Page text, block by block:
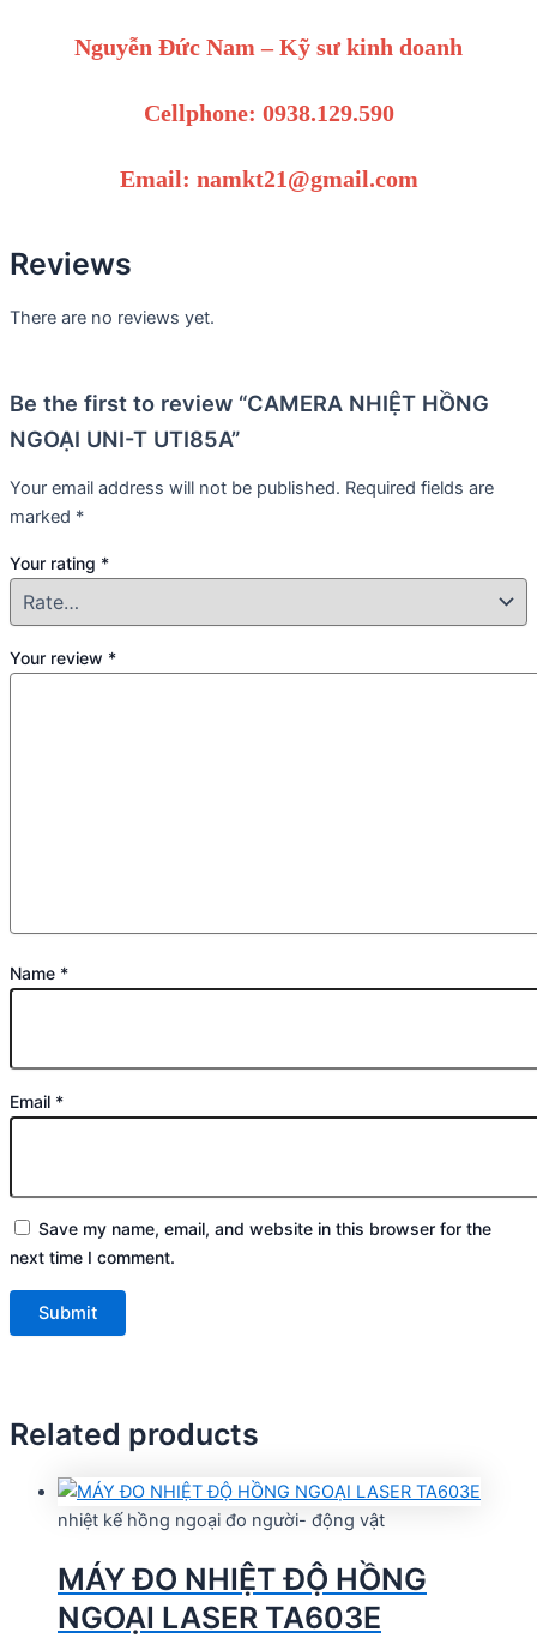
Nguyễn Đức Nam – Kỹ sư kinh doanh
Cellphone: 0938.129.590
Email: namkt21@gmail.com
Reviews
There are no reviews yet.
Be the first to review “CAMERA NHIỆT HỒNG
NGOẠI UNI-T UTI85A”
Your email address will not be published. Required fields are
marked *
Your rating *
Your review *
Name *
Email *
Save my name, email, and website in this browser for the
next time I comment.
Related products
nhiệt kế hồng ngoại đo người- động vật
MÁY ĐO NHIỆT ĐỘ HỒNG
NGOẠI LASER TA603E